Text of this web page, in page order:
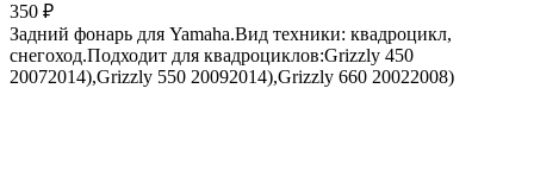
350 ₽
Задний фонарь для Yamaha.Вид техники: квадроцикл,
снегоход.Подходит для квадроциклов:Grizzly 450
20072014),Grizzly 550 20092014),Grizzly 660 20022008)